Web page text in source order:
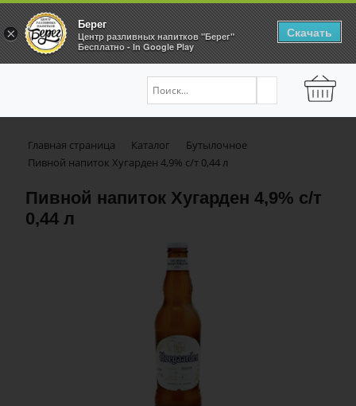
Главная страница Каталог
Бутылочное
Пивной напиток Хугарден 4,9% с/т 0,44 л
Пивной напиток Хугарден 4,9% с/т
0,44 л
×
Берег
Центр разливных напитков "Берег"
Бесплатно - In Google Play
Скачать